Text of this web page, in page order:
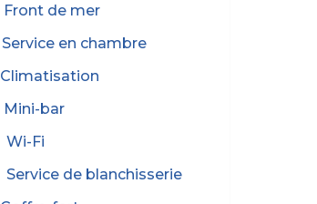
Front de mer
Service en chambre
Climatisation
Mini-bar
Wi-Fi
Service de blanchisserie